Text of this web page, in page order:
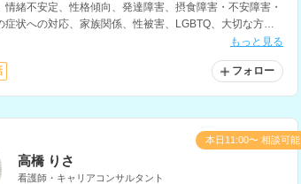
情緒不安定、性格傾向、発達障害、摂食障害・不安障害・
症状への対応、家族関係、性被害、LGBTQ、大切な方を
ポート、子育てなど、様々な相談に対応されているカウン
もっと見る
フォロー
高橋 りさ
看護師・キャリアコンサルタント
本日11:00〜 相談可能